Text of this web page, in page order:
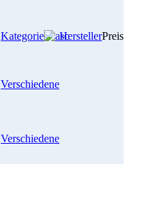
Kategorie HerstellerPreis
Verschiedene
Verschiedene